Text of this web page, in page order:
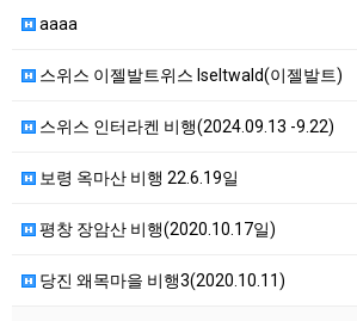
aaaa
스위스 이젤발트위스 Iseltwald(이젤발트)
스위스 인터라켄 비행(2024.09.13 -9.22)
보령 옥마산 비행 22.6.19일
평창 장암산 비행(2020.10.17일)
당진 왜목마을 비행3(2020.10.11)